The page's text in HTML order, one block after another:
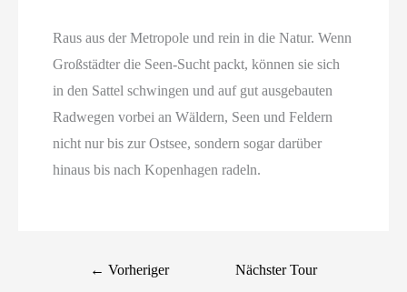
Raus aus der Metropole und rein in die Natur. Wenn
Großstädter die Seen-Sucht packt, können sie sich
in den Sattel schwingen und auf gut ausgebauten
Radwegen vorbei an Wäldern, Seen und Feldern
nicht nur bis zur Ostsee, sondern sogar darüber
hinaus bis nach Kopenhagen radeln.
← Vorheriger
Nächster Tour